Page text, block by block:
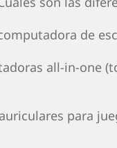
de
all-in-one
para